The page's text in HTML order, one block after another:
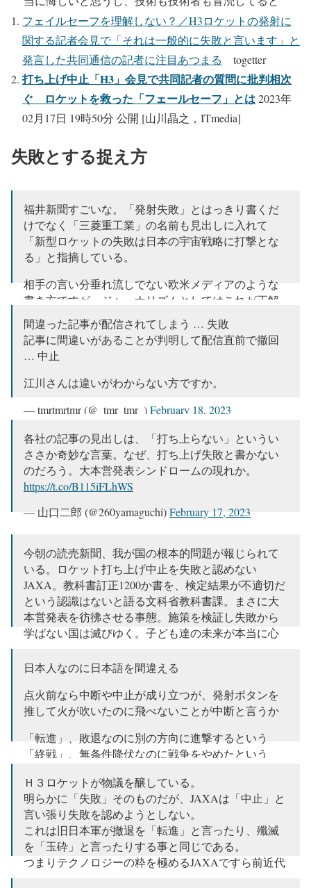
思う。
— じんべえざめ (@jinbeizame007)February 17, 2023
フェイルセーフを理解しない？／H3ロケットの発射に
関する記者会見で「それは一般的に失敗と言います」と
発言した共同通信の記者に注目あつまる togetter
打ち上げ中止「H3」会見で共同記者の質問に批判相次
ぐ ロケットを救った「フェールセーフ」とは2023年
02月17日 19時50分 公開 [山川晶之，ITmedia]
失敗とする捉え方
福井新聞すごいな。「発射失敗」とはっきり書くだ
けでなく「三菱重工業」の名前も見出しに入れて
「新型ロケットの失敗は日本の宇宙戦略に打撃とな
る」と指摘している。
相手の言い分垂れ流しでない欧米メディアのような
書き方ですが、ジャーナリズムとしてはこれが正解
です。
https://t.co/wa90q0PsOO
— 山崎 雅弘 (@mas__yamazaki)February 18, 2023
間違った記事が配信されてしまう … 失敗
記事に間違いがあることが判明して配信直前で撤回
… 中止
江川さんは違いがわからない方ですか。
— tmrtmrtmr (@_tmr_tmr_)February 18, 2023
各社の記事の見出しは、「打ち上らない」というい
ささか奇妙な言葉。なぜ、打ち上げ失敗と書かない
のだろう。大本営発表シンドロームの現れか。
https://t.co/B115iFLhWS
— 山口二郎 (@260yamaguchi)February 17, 2023
今朝の読売新聞、我が国の根本的問題が報じられて
いる。ロケット打ち上げ中止を失敗と認めない
JAXA。教科書訂正1200か書を、検定結果が不適切だ
という認識はないと語る文科省教科書課。まさに大
本営発表を彷彿させる事態。施策を検証し失敗から
学ばない国は滅びゆく。子ども達の未来が本当に心
— 伊藤隼也 (@itoshunya)February 18, 2023
日本人なのに日本語を間違える
点火前なら中断や中止が成り立つが、発射ボタンを
推して火が吹いたのに飛べないことが中断と言うか
「転進」、敗退なのに別の方向に進撃するという
「終戦」、無条件降伏なのに戦争をやめたという
変わらないね…https://t.co/s3EmLLAOhh
— 宋 文洲 (@sohbunshu)February 17, 2023
Ｈ３ロケットが物議を醸している。
明らかに「失敗」そのものだが、JAXAは「中止」と
言い張り失敗を認めようとしない。
これは旧日本軍が撤退を「転進」と言ったり、殲滅
を「玉砕」と言ったりする事と同じである。
つまりテクノロジーの粋を極めるJAXAですら前近代